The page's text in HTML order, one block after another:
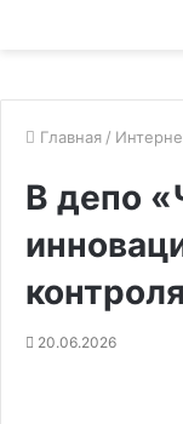
Главная /
В депо
20.06.2026